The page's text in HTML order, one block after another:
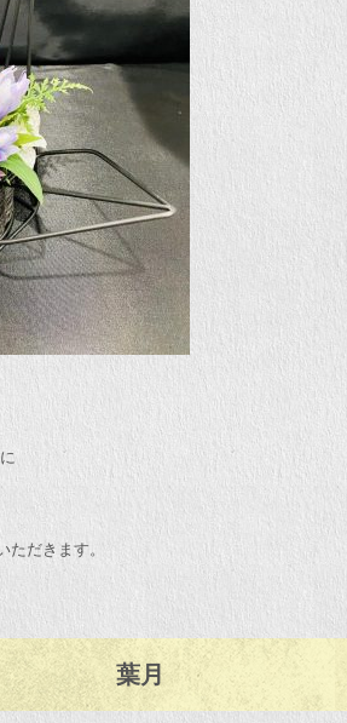
だきます。
葉月